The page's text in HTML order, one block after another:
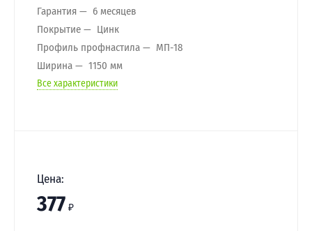
Гарантия
6 месяцев
Покрытие
Цинк
Профиль профнастила
МП-18
Ширина
1150 мм
Все характеристики
Цена:
377 ₽